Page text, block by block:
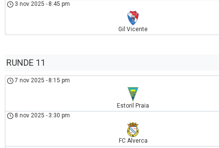
3 nov 2025 - 8:45 pm
Gil Vicente
RUNDE 11
7 nov 2025 - 8:15 pm
Estoril Praia
8 nov 2025 - 3:30 pm
FC Alverca